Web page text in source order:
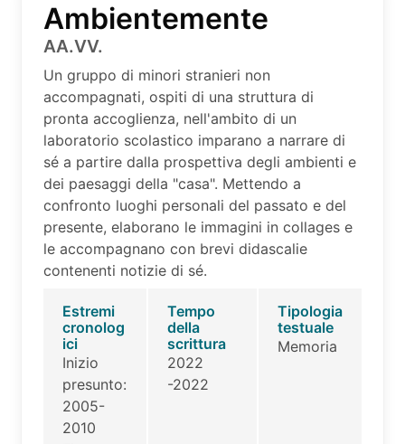
Ambientemente
AA.VV.
Un gruppo di minori stranieri non
accompagnati, ospiti di una struttura di
pronta accoglienza, nell'ambito di un
laboratorio scolastico imparano a narrare di
sé a partire dalla prospettiva degli ambienti e
dei paesaggi della "casa". Mettendo a
confronto luoghi personali del passato e del
presente, elaborano le immagini in collages e
le accompagnano con brevi didascalie
contenenti notizie di sé.
Estremi
cronolog
ici
Inizio
presunto:
2005-
2010
Tempo
della
scrittura
2022
-2022
Tipologia
testuale
Memoria